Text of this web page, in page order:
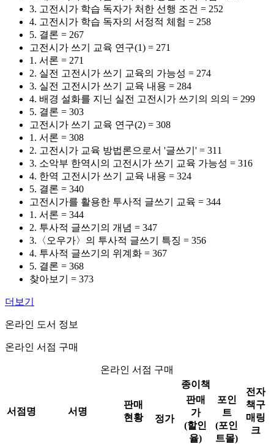
3. 고전시가 학습 독자가 처한 선행 조건 = 252
4. 고전시가 학습 독자의 서정적 체험 = 258
5. 결론 = 267
고전시가 쓰기 교육 연구(1) = 271
1. 서론 = 271
2. 실전 고전시가 쓰기 교육의 가능성 = 274
3. 실전 고전시가 쓰기 교육 내용 = 284
4. 배경 설화를 지닌 실전 고전시가 쓰기의 의의 = 299
5. 결론 = 303
고전시가 쓰기 교육 연구(2) = 308
1. 서론 = 308
2. 고전시가 교육 방법론으로서 '글쓰기' = 311
3. 소악부 한역시의 고전시가 쓰기 교육 가능성 = 316
4. 한역 고전시가 쓰기 교육 내용 = 324
5. 결론 = 340
고전시가를 활용한 투사적 글쓰기 교육 = 344
1. 서론 = 344
2. 투사적 글쓰기의 개념 = 347
3.〈오우가〉의 투사적 글쓰기 특징 = 356
4. 투사적 글쓰기의 위계화 = 367
5. 결론 = 368
찾아보기 = 373
더보기
온라인 도서 정보
온라인 서점 구매
온라인 서점 구매
서점명 서명
판매
현황
종이책
전자
책구
매링
크
정가
판매
가
(할인
율)
포인
트
(포인
트몰)